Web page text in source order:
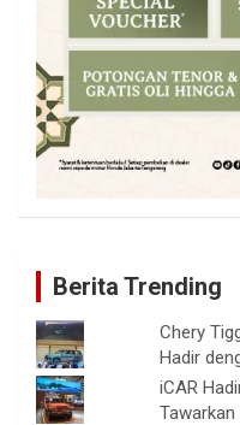
Berita Trending
Chery
Hadir
iCAR
Tawarkan